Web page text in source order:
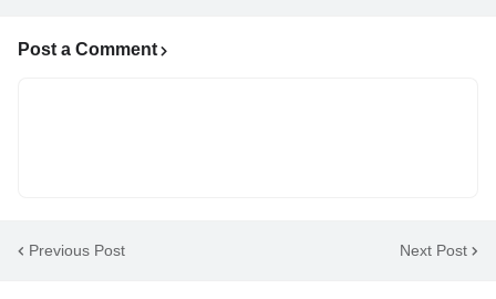
Post a Comment
Previous Post Next Post